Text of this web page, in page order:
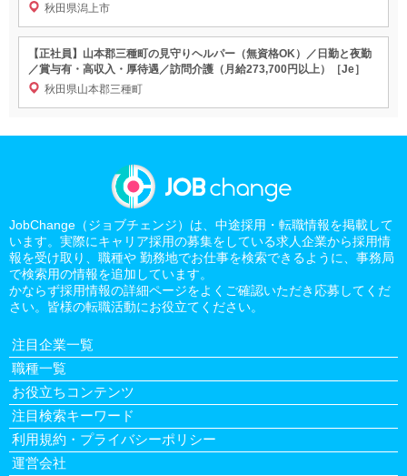
秋田県潟上市
【正社員】山本郡三種町の見守りヘルパー（無資格OK）／日勤と夜勤
／賞与有・高収入・厚待遇／訪問介護（月給273,700円以上）［Je］
秋田県山本郡三種町
JobChange（ジョブチェンジ）は、中途採用・転職情報を掲載して
います。実際にキャリア採用の募集をしている求人企業から採用情
報を受け取り、職種や 勤務地でお仕事を検索できるように、事務局
で検索用の情報を追加しています。
かならず採用情報の詳細ページをよくご確認いただき応募してくだ
さい。皆様の転職活動にお役立てください。
注目企業一覧
職種一覧
お役立ちコンテンツ
注目検索キーワード
利用規約・プライバシーポリシー
運営会社